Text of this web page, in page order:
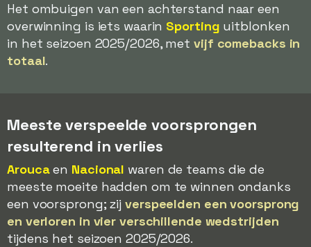
Het ombuigen van een achterstand naar een
overwinning is iets waarin Sporting uitblonken
in het seizoen 2025/2026, met vijf comebacks in
totaal.
Meeste verspeelde voorsprongen
resulterend in verlies
Aroucaen Nacional waren de teams die de
meeste moeite hadden om te winnen ondanks
een voorsprong; zij verspeelden een voorsprong
en verloren in vier verschillende wedstrijden
tijdens het seizoen 2025/2026.